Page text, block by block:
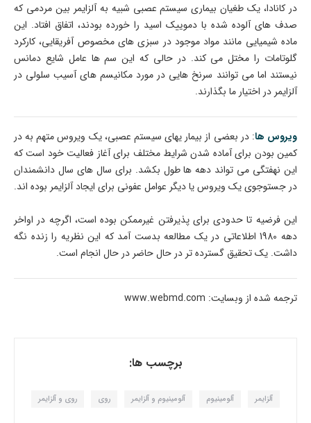
در کانادا، یک طغیان بیماری سیستم عصبی شبیه به آلزایمر بین مردمی که
صدف ­های آلوده شده با دموییک اسید را خورده بودند، اتفاق افتاد. این
ماده شیمیایی مانند مواد موجود در سبزی­ های مخصوص آفریقایی، کارکرد
گلوتامات را مختل می­ کند. در حالی که این سم­ ها عامل شایع دمانس
نیستند اما می ­توانند سرنخ ­هایی در مورد مکانیسم­ های آسیب سلولی در
آلزایمر در اختیار ما بگذارند.
ویروس ­ها: در بعضی از بیمار ی­های سیستم عصبی، یک ویروس متهم به در
کمین بودن برای آماده شدن شرایط مختلف برای آغاز فعالیت خود است که
این نهفتگی می ­تواند دهه ­ها طول بکشد. برای سال­ های سال دانشمندان
در جست­وجوی یک ویروس یا دیگر عوامل عفونی برای ایجاد آلزایمر بوده ­اند.
این فرضیه تا حدودی برای پذیرفتن غیرممکن بوده است، اگرچه در اواخر
دهه 1980 اطلاعاتی در یک مطالعه بدست آمد که این نظریه را زنده نگه
داشت. یک تحقیق گسترده ­تر در حال حاضر در حال انجام است.
ترجمه شده از وبسایت: www.webmd.com
برچسب ها:
آلزایمر آلومینیوم آلومینیوم و آلزایمر روی روی و آلزایمر